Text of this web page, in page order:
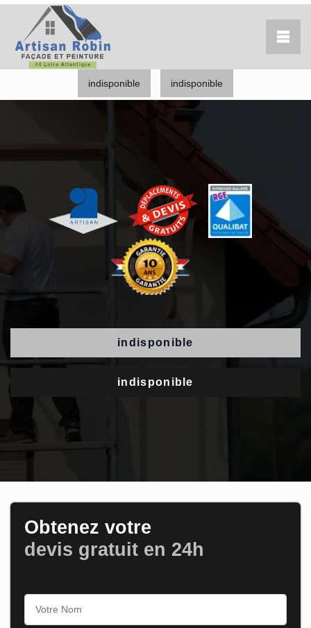
indisponible indisponible
indisponible
indisponible
Obtenez votre
devis gratuit en 24h